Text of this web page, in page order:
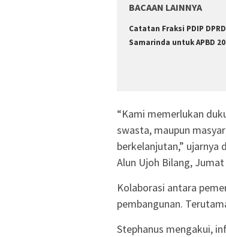
BACAAN LAINNYA
Catatan Fraksi PDIP DPRD
Samarinda untuk APBD
“Kami memerlukan
swasta, maupun
berkelanjutan,” ujarnya
Alun Ujoh Bilang,
Kolaborasi antara
pembangunan.
Stephanus mengakui,